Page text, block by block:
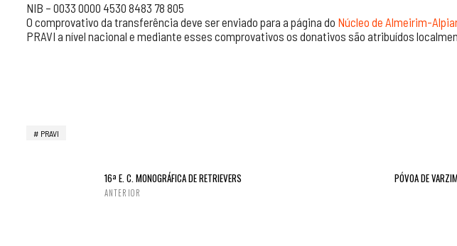
NIB – 0033 0000 4530 8483 78 805
O comprovativo da transferência deve ser enviado para a página do Núcleo de Almeirim-
PRAVI a nível nacional e mediante esses comprovativos os donativos são atribuídos
PRAVI
16ª E. C. MONOGRÁFICA DE RETRIEVERS
ANTERIOR
PÓVOA DE